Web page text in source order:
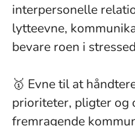
interpersonelle
lytteevne,
bevare roen i
🥇 Evne til at
prioriteter, pligter og
fremragende